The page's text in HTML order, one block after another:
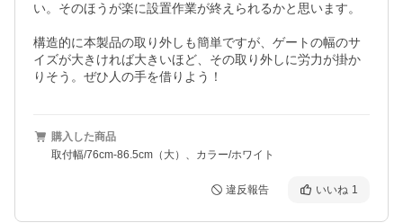
い。そのほうが楽に設置作業が終えられるかと思います。
構造的に本製品の取り外しも簡単ですが、ゲートの幅のサ
イズが大きければ大きいほど、その取り外しに労力が掛か
りそう。ぜひ人の手を借りよう！
購入した商品
取付幅/76cm-86.5cm（大）、カラー/ホワイト
違反報告 いいね 1